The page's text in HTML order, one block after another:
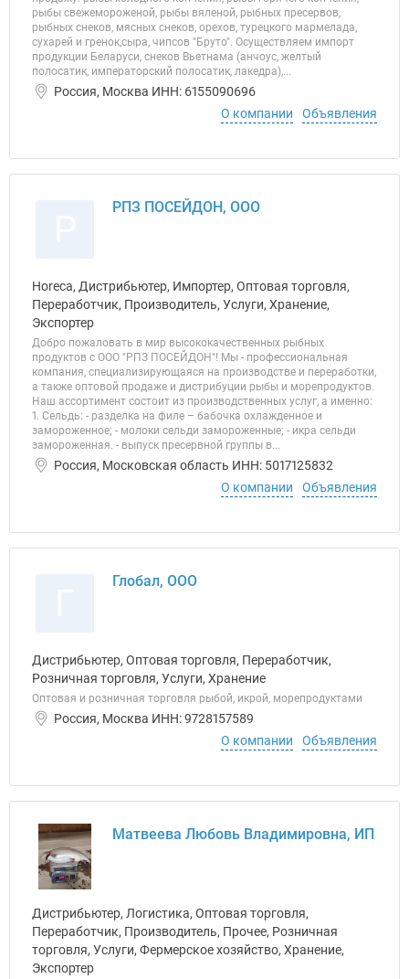
рыбы свежемороженой, рыбы вяленой, рыбных пресервов,
рыбных снеков, мясных снеков, орехов, турецкого мармелада,
сухарей и гренок,сыра, чипсов "Бруто". Осуществляем импорт
продукции Беларуси, снеков Вьетнама (анчоус, желтый
полосатик, императорский полосатик, лакедра),...
Россия, Москва ИНН: 6155090696
О компании
Объявления
РПЗ ПОСЕЙДОН, ООО
Horeca, Дистрибьютер, Импортер, Оптовая торговля,
Переработчик, Производитель, Услуги, Хранение,
Экспортер
Добро пожаловать в мир высококачественных рыбных
продуктов с ООО "РПЗ ПОСЕЙДОН"! Мы - профессиональная
компания, специализирующаяся на производстве и переработки,
а также оптовой продаже и дистрибуции рыбы и морепродуктов.
Наш ассортимент состоит из производственных услуг, а именно:
1. Сельдь: - разделка на филе – бабочка охлажденное и
замороженное; - молоки сельди замороженные; - икра сельди
замороженная. - выпуск пресервной группы в...
Россия, Московская область ИНН: 5017125832
О компании
Объявления
Глобал, ООО
Дистрибьютер, Оптовая торговля, Переработчик,
Розничная торговля, Услуги, Хранение
Оптовая и розничная торговля рыбой, икрой, морепродуктами
Россия, Москва ИНН: 9728157589
О компании
Объявления
Матвеева Любовь Владимировна, ИП
Дистрибьютер, Логистика, Оптовая торговля,
Переработчик, Производитель, Прочее, Розничная
торговля, Услуги, Фермерское хозяйство, Хранение,
Экспортер